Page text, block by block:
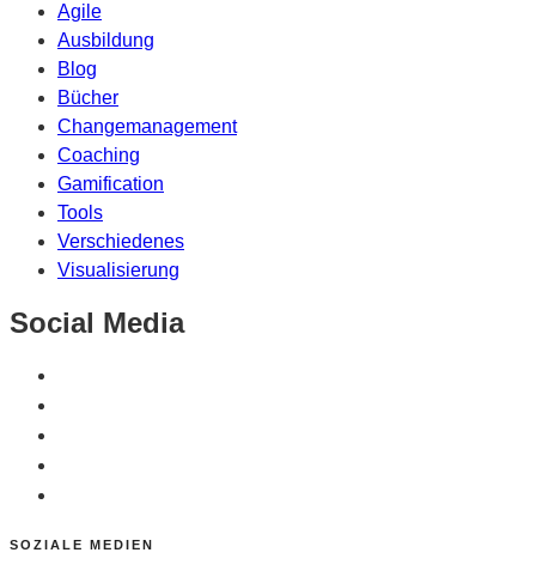
Agile
Ausbildung
Blog
Bücher
Changemanagement
Coaching
Gamification
Tools
Verschiedenes
Visualisierung
Social Media
SOZIALE MEDIEN